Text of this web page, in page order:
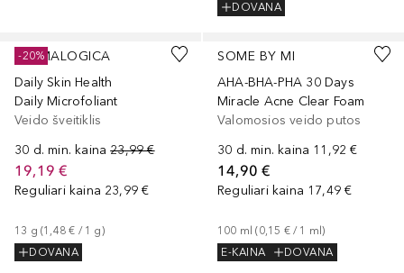
DOVANA
DERMALOGICA
Daily Skin Health
Daily Microfoliant
Veido šveitiklis
30 d. min. kaina 23,99 €
19,19 €
Reguliari kaina 23,99 €
13 g (1,48 € / 1 g)
DOVANA
-20%
SOME BY MI
AHA-BHA-PHA 30 Days
Miracle Acne Clear Foam
Valomosios veido putos
30 d. min. kaina 11,92 €
14,90 €
Reguliari kaina 17,49 €
100 ml (0,15 € / 1 ml)
E-KAINA
DOVANA